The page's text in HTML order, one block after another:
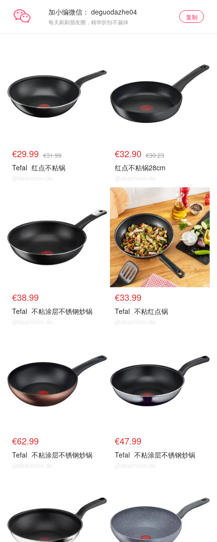
加小编微信：
每天刷刷朋友圈，精华折扣不漏掉
复制
€29.99 €31.99
Tefal 红点不粘锅
@dealmoon.de
€32.90 €30.23
红点不粘锅28cm
@dealmoon.de
€38.99
Tefal 不粘涂层不锈钢炒锅
@dealmoon.de
€33.99
Tefal 不粘红点锅
@dealmoon.de
€62.99
Tefal 不粘涂层不锈钢炒锅
@dealmoon.de
€47.99
Tefal 不粘涂层不锈钢炒锅
@dealmoon.de